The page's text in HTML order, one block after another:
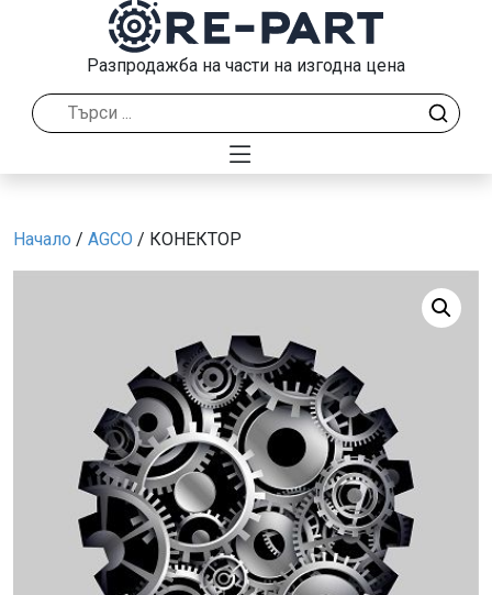
Разпродажба на части на изгодна цена
Начало / AGCO / КОНЕКТОР